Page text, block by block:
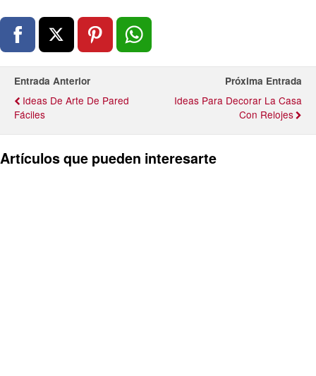
Entrada Anterior
Ideas De Arte De Pared
Fáciles
Próxima Entrada
Ideas Para Decorar La Casa
Con Relojes
Artículos que pueden interesarte